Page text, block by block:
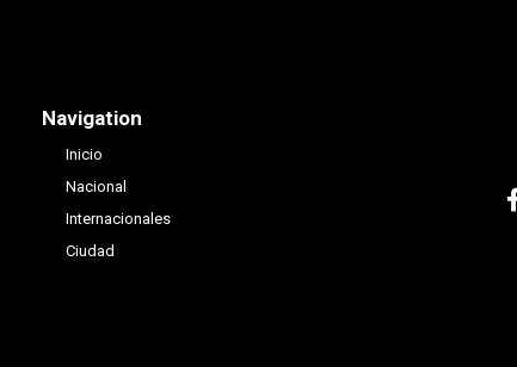
Navigation
Inicio
Nacional
Internacionales
Ciudad